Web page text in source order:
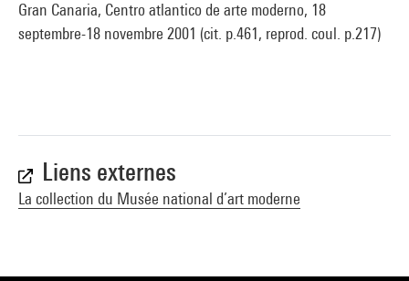
Gran Canaria, Centro atlantico de arte moderno, 18
septembre-18 novembre 2001 (cit. p.461, reprod. coul. p.217)
Liens externes
La collection du Musée national d’art moderne